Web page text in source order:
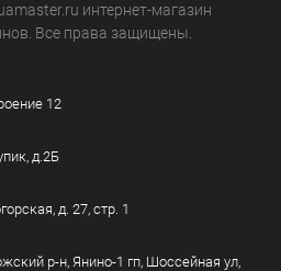
интернет-магазин
Все права защищены.
12
д.2Б
д. 27, стр. 1
р-н, Янино-1 гп, Шоссейная ул,